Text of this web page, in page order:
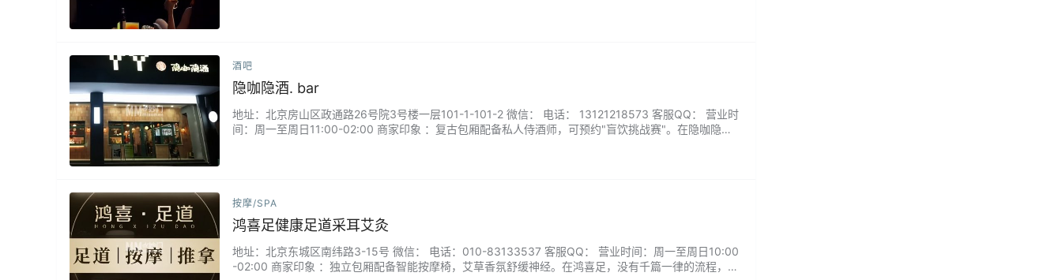
酒吧
隐咖隐酒. bar
地址：北京房山区政通路26号院3号楼一层101-1-101-2 微信： 电话： 13121218573 客服QQ： 营业时
间：周一至周日11:00-02:00 商家印象 ：复古包厢配备私人侍酒师，可预约"盲饮挑战赛"。在隐咖隐
按摩/SPA
鸿喜足健康足道采耳艾灸
地址：北京东城区南纬路3-15号 微信： 电话：010-83133537 客服QQ： 营业时间：周一至周日10:00
-02:00 商家印象 ：独立包厢配备智能按摩椅，艾草香氛舒缓神经。在鸿喜足，没有千篇一律的流程，只